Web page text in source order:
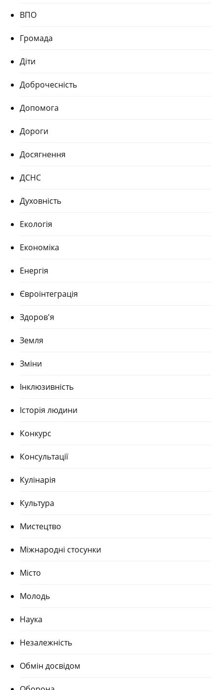
ВПО
Громада
Діти
Доброчесність
Допомога
Дороги
Досягнення
ДСНС
Духовність
Екологія
Економіка
Енергія
Євроінтеграція
Здоров'я
Земля
Зміни
Інклюзивність
Історія людини
Конкурс
Консультації
Кулінарія
Культура
Мистецтво
Міжнародні стосунки
Місто
Молодь
Наука
Незалежність
Обмін досвідом